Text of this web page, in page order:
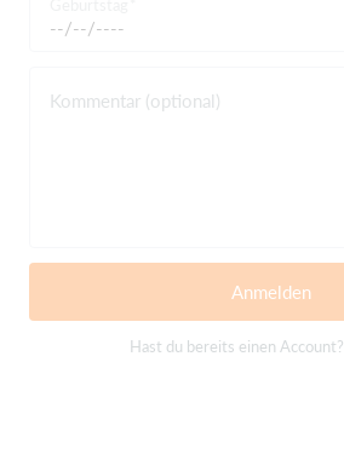
Kommentar (optional)
Anmelden
Hast du bereits einen Account?